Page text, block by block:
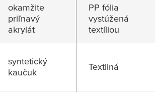
okamžite
priľnavý
akrylát
PP fólia
vystúžená
textíliou
syntetický
kaučuk
Textilná